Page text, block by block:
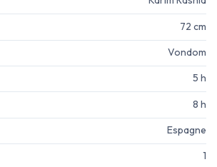
72 cm
Vondom
5 h
8 h
Espagne
1